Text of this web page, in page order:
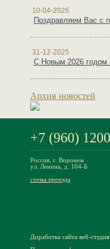
10-04-2026
Поздравляем Вас с
31-12-2025
С Новым 2026 годом
Архив новостей
+7 (960)
Россия, г. Воронеж
ул. Ленина, д. 104-Б
схема проезда
Доработка сайтавеб-